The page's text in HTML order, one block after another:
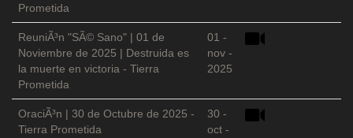
Prometida
ReuniÃ³n "SÃ© Sano" | 01 de
Noviembre de 2025 | Destruida es
la muerte en victoria - Tierra
Prometida
01 -
nov -
2025
OraciÃ³n | 30 de Octubre de 2025 -
Tierra Prometida
30 -
oct -